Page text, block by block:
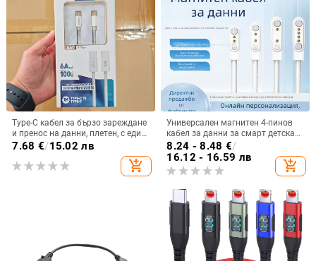
Type-C кабел за бързо зареждане
и пренос на данни, плетен, с един
край, за Apple iPhone 15 Pro Max /
7.68 €/15.02 лв
add_shopping_cart
Универсален магнитен 4-пинов
кабел за данни за смарт детска
гривна/часовник, 60 см,
подходящ за устройства за
красота
8.24 - 8.48 €/
16.12 - 16.59 лв
add_shopping_cart